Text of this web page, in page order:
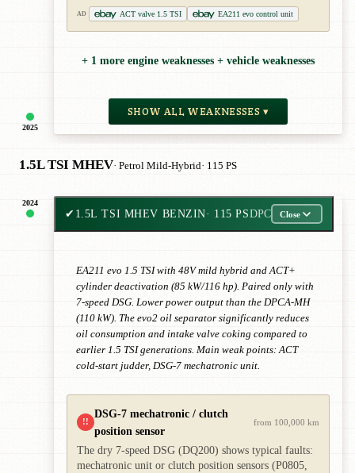
2025
AD ACT valve 1.5 TSI EA211 evo control unit
+ 1 more engine weaknesses + vehicle weaknesses
SHOW ALL WEAKNESSES ▾
1.5L TSI MHEV· Petrol Mild-Hybrid· 115 PS
2024
✔ 1.5L TSI MHEV BENZIN· 115 PSDPC Close
EA211 evo 1.5 TSI with 48V mild hybrid and ACT+
cylinder deactivation (85 kW/116 hp). Paired only with
7-speed DSG. Lower power output than the DPCA-MH
(110 kW). The evo2 oil separator significantly reduces
oil consumption and intake valve coking compared to
earlier 1.5 TSI generations. Main weak points: ACT
cold-start judder, DSG-7 mechatronic unit.
!!
DSG-7 mechatronic / clutch
position sensor
from 100,000 km
The dry 7-speed DSG (DQ200) shows typical faults:
mechatronic unit or clutch position sensors (P0805,